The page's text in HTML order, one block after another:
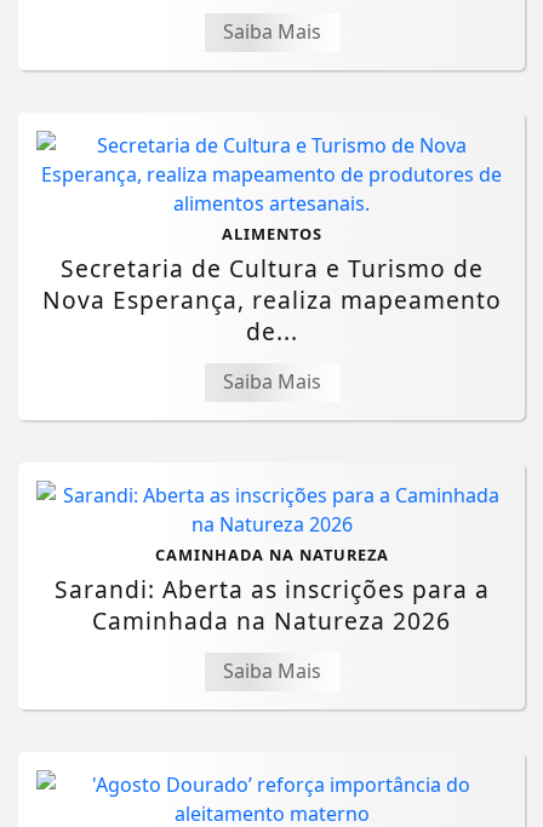
Saiba Mais
ALIMENTOS
Secretaria de Cultura e Turismo de
Nova Esperança, realiza mapeamento
de...
Saiba Mais
CAMINHADA NA NATUREZA
Sarandi: Aberta as inscrições para a
Caminhada na Natureza 2026
Saiba Mais